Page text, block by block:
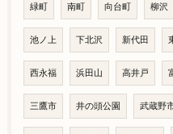
緑町 南町 向台町 柳沢
池ノ上 下北沢 新代田
西永福 浜田山 高井戸
三鷹市 井の頭公園 武蔵野